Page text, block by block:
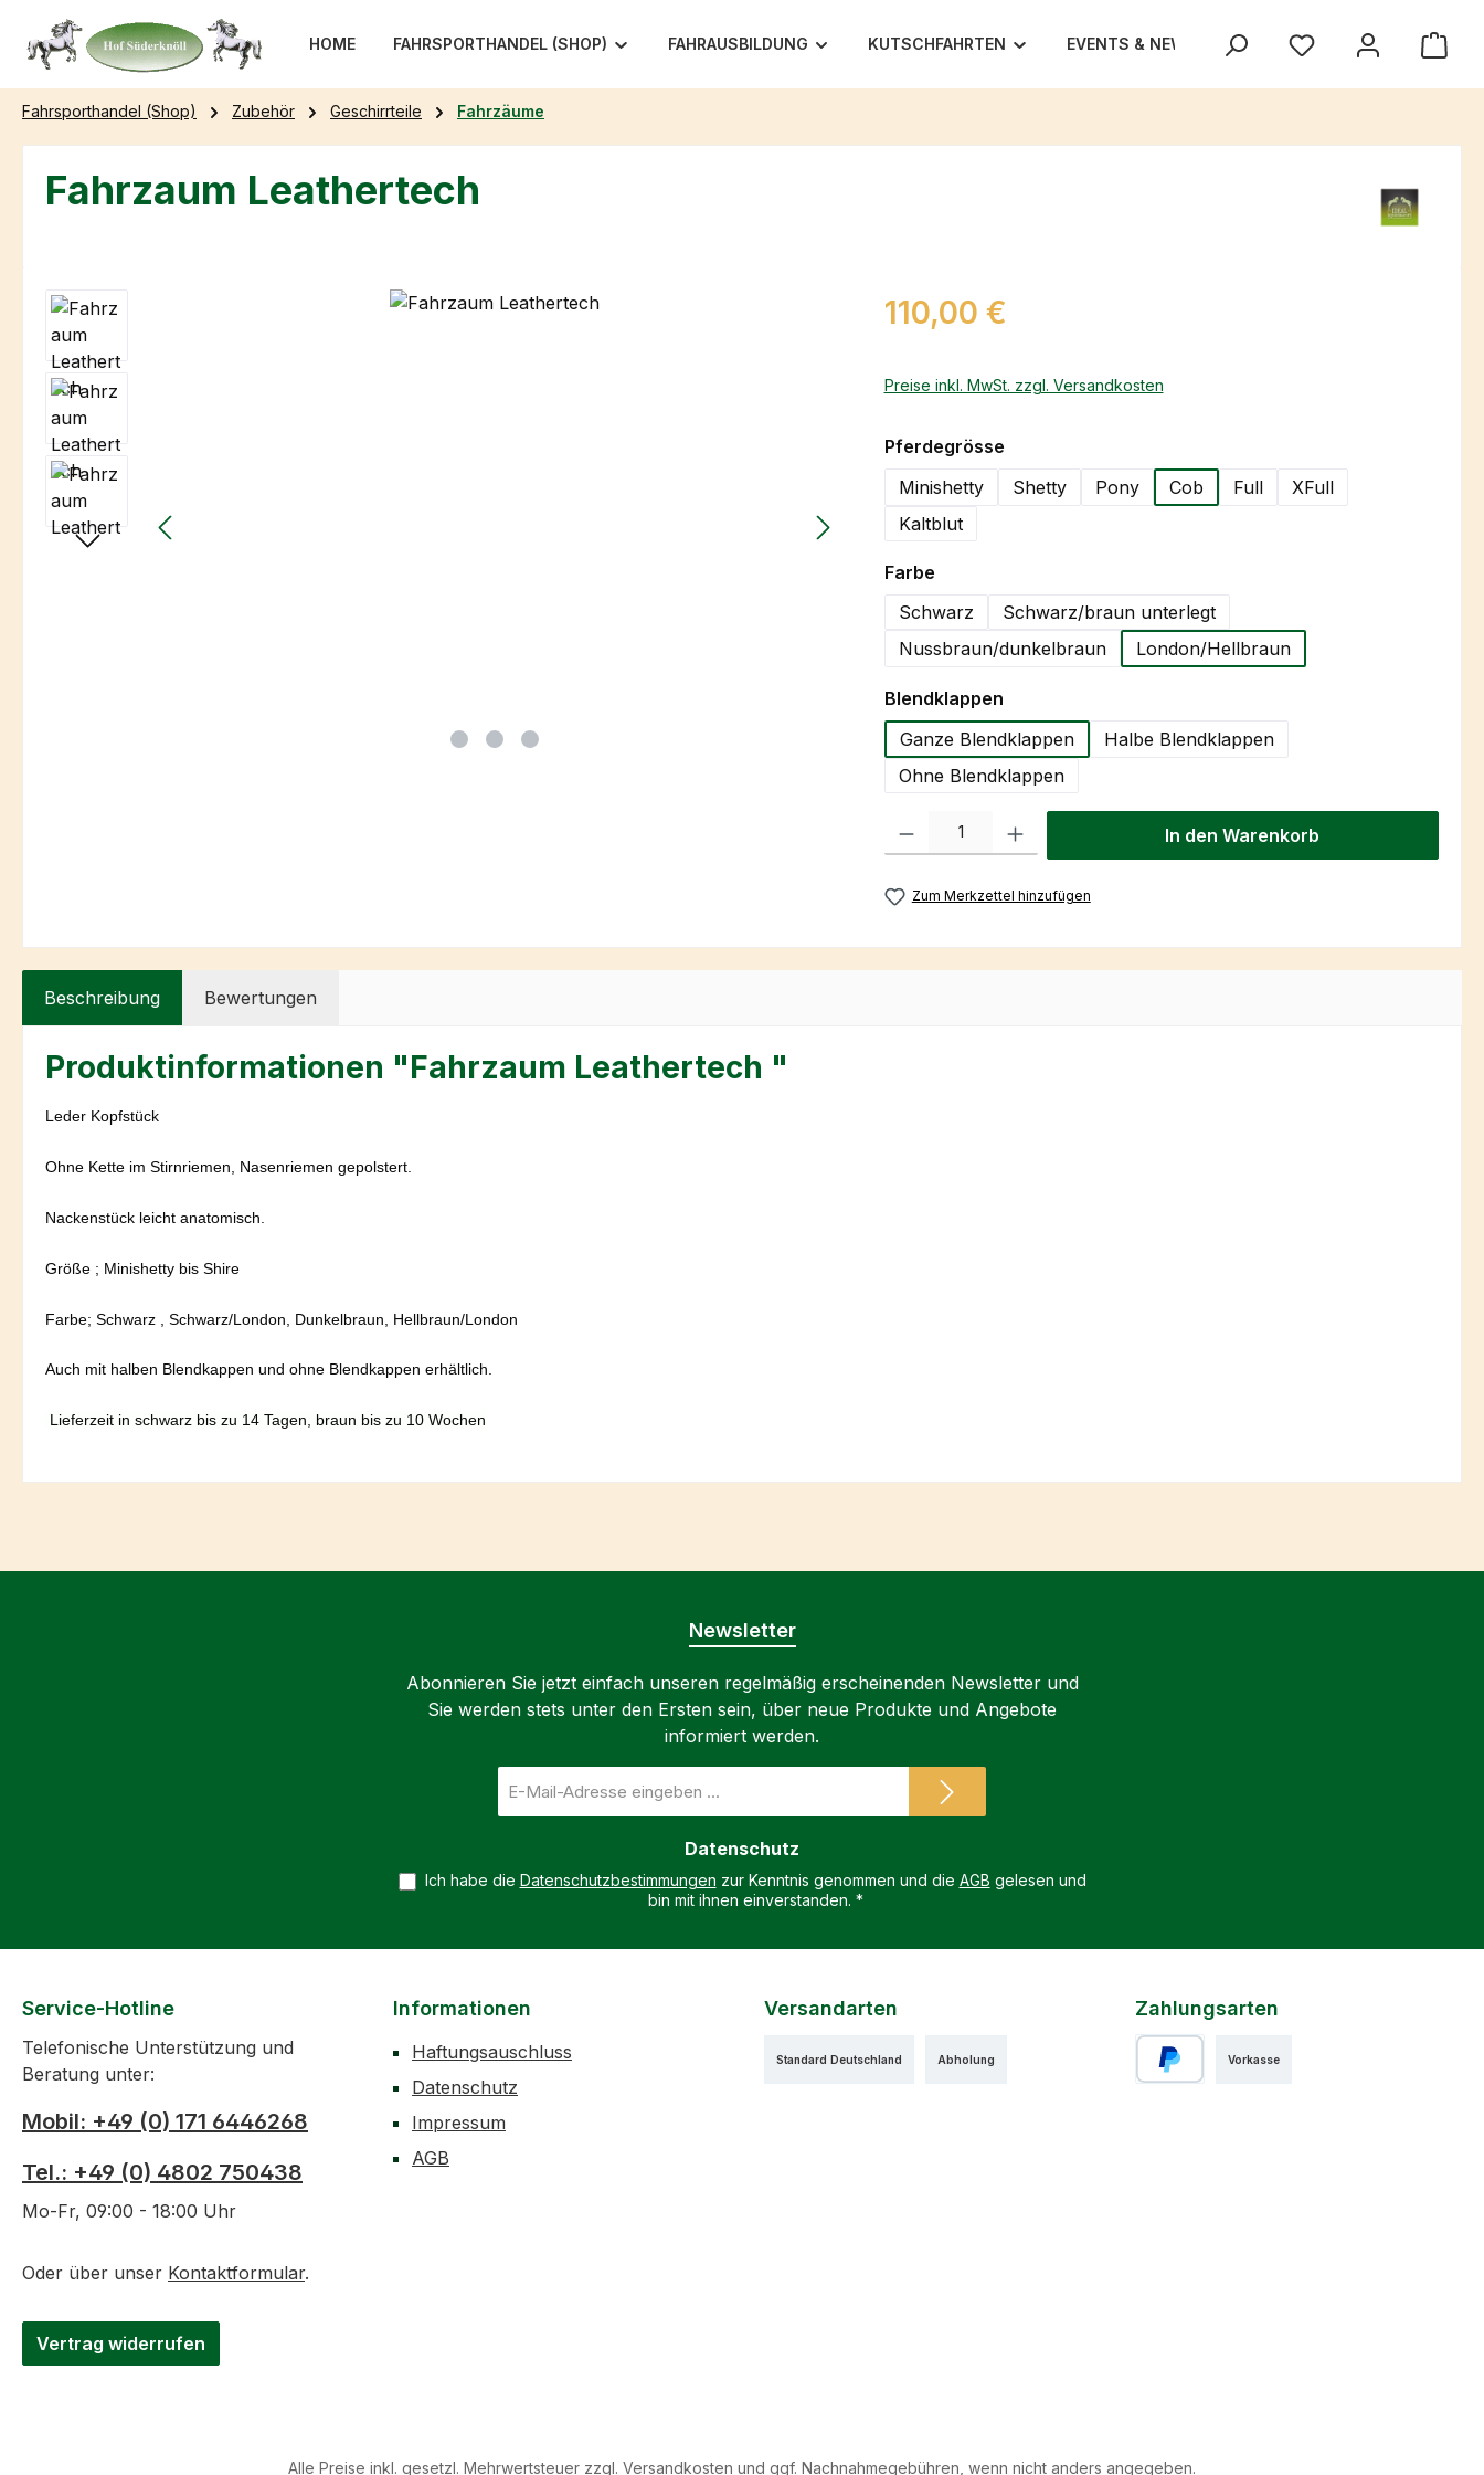
Hauptinhalt springen
Zur Suche springen
Zur Hauptnavigation springen
HOME FAHRSPORTHANDEL (SHOP) FAHRAUSBILDUNG KUTSCHFAHRTEN EVENTS & NEWS UNSER TEAM TEXAS
Fahrsporthandel (Shop) Zubehör Geschirrteile Fahrzäume
Fahrzaum Leathertech
Bildergalerie überspringen Regulärer Preis:
110,00 €
Preise inkl. MwSt. zzgl. Versandkosten
Pferdegrösseauswählen
Minishetty
Shetty Pony Cob Full
XFull
Kaltblut
Farbeauswählen
Schwarz
Schwarz/braun unterlegt
Nussbraun/dunkelbraun
London/Hellbraun
Blendklappenauswählen
Ganze Blendklappen
Halbe Blendklappen
Ohne Blendklappen
Produkt Anzahl: Gib den gewünschten Wert ein oder benutze die Schaltflächen
In den Warenkorb
Zum Merkzettel hinzufügen
Beschreibung Bewertungen
Produktinformationen "Fahrzaum Leathertech "
Leder Kopfstück
Ohne Kette im Stirnriemen, Nasenriemen gepolstert.
Nackenstück leicht anatomisch.
Größe ; Minishetty bis Shire
Farbe; Schwarz , Schwarz/London, Dunkelbraun, Hellbraun/London
Auch mit halben Blendkappen und ohne Blendkappen erhältlich.
Lieferzeit in schwarz bis zu 14 Tagen, braun bis zu 10 Wochen
Newsletter
Abonnieren Sie jetzt einfach unseren regelmäßig erscheinenden Newsletter und
Sie werden stets unter den Ersten sein, über neue Produkte und Angebote
informiert werden.
Mail-
Datenschutz
Ich habe die Datenschutzbestimmungen zur Kenntnis genommen und die AGB gelesen und
bin mit ihnen einverstanden. *
Service-Hotline
Telefonische Unterstützung und
Beratung unter:
Mobil: +49 (0) 171 6446268
Tel.: +49 (0) 4802 750438
Mo-Fr, 09:00 - 18:00 Uhr
Oder über unser Kontaktformular.
Vertrag widerrufen
Informationen
Haftungsauschluss
Datenschutz
Impressum
AGB
Versandarten
Standard Deutschland Abholung
Zahlungsarten
Vorkasse
Alle Preise inkl. gesetzl. Mehrwertsteuer zzgl. Versandkosten und ggf. Nachnahmegebühren, wenn nicht anders angegeben.